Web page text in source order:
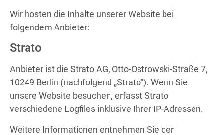
Wir hosten die Inhalte unserer Website bei
folgendem Anbieter:
Strato
Anbieter ist die Strato AG, Otto-Ostrowski-Straße 7,
10249 Berlin (nachfolgend „Strato“). Wenn Sie
unsere Website besuchen, erfasst Strato
verschiedene Logfiles inklusive Ihrer IP-Adressen.
Weitere Informationen entnehmen Sie der